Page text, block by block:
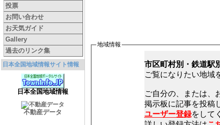
投票
お問い合わせ
お天気ガイド
Gallery
過去のリンク集
日本全国地域情報サイト情報
日本全国地域情報
不動産データ
地域情報
市区町村別・鉄道駅
ご覧になりたい地域
ご自分の、または、
ユーザー登録をして